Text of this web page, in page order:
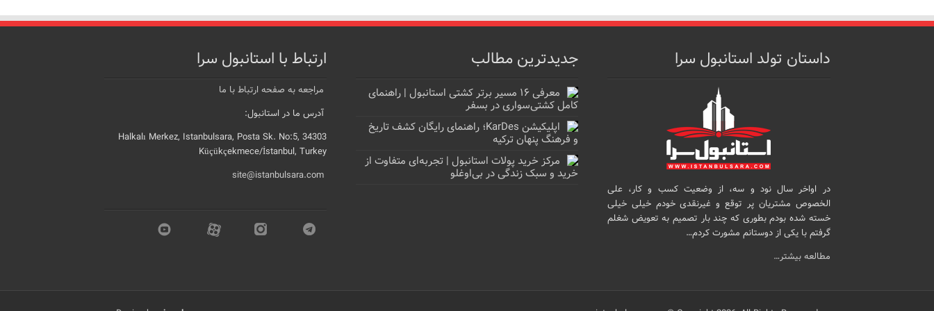
داستان تولد استانبول سرا
در اواخر سال نود و سه، از وضعیت کسب و کار، علی
الخصوص مشتریان پر توقع و غیرنقدی خودم خیلی خیلی
خسته شده بودم بطوری که چند بار تصمیم به تعویض شغلم
گرفتم با یکی از دوستانم مشورت کردم…
مطالعه بیشتر…
جدیدترین مطالب
معرفی ۱۶ مسیر برتر کشتی استانبول | راهنمای
کامل کشتی‌سواری در بسفر
اپلیکیشن KarDes؛ راهنمای رایگان کشف تاریخ
و فرهنگ پنهان ترکیه
مرکز خرید پولات استانبول | تجربه‌ای متفاوت از
خرید و سبک زندگی در بی‌اوغلو
ارتباط با استانبول سرا
مراجعه به صفحه ارتباط با ما
آدرس ما در استانبول:
Halkalı Merkez, Istanbulsara, Posta Sk. No:5, 34303
Küçükçekmece/İstanbul, Turkey
site@istanbulsara.com